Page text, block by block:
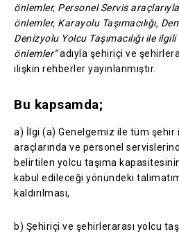
önlemler, Personel Servis
önlemler, Karayolu Taşımacılığı,
Denizyolu Yolcu Taşımacılığı ile
önlemler”adıyla şehiriçi ve
ilişkin rehberler yayınlanmıştır.
Bu kapsamda;
a) İlgi (a) Genelgemiz ile tüm şehir
araçlarında ve personel
belirtilen yolcu taşıma
kabul edileceği yönündeki
kaldırılması,
b) Şehiriçi ve şehirlerarası yolcu